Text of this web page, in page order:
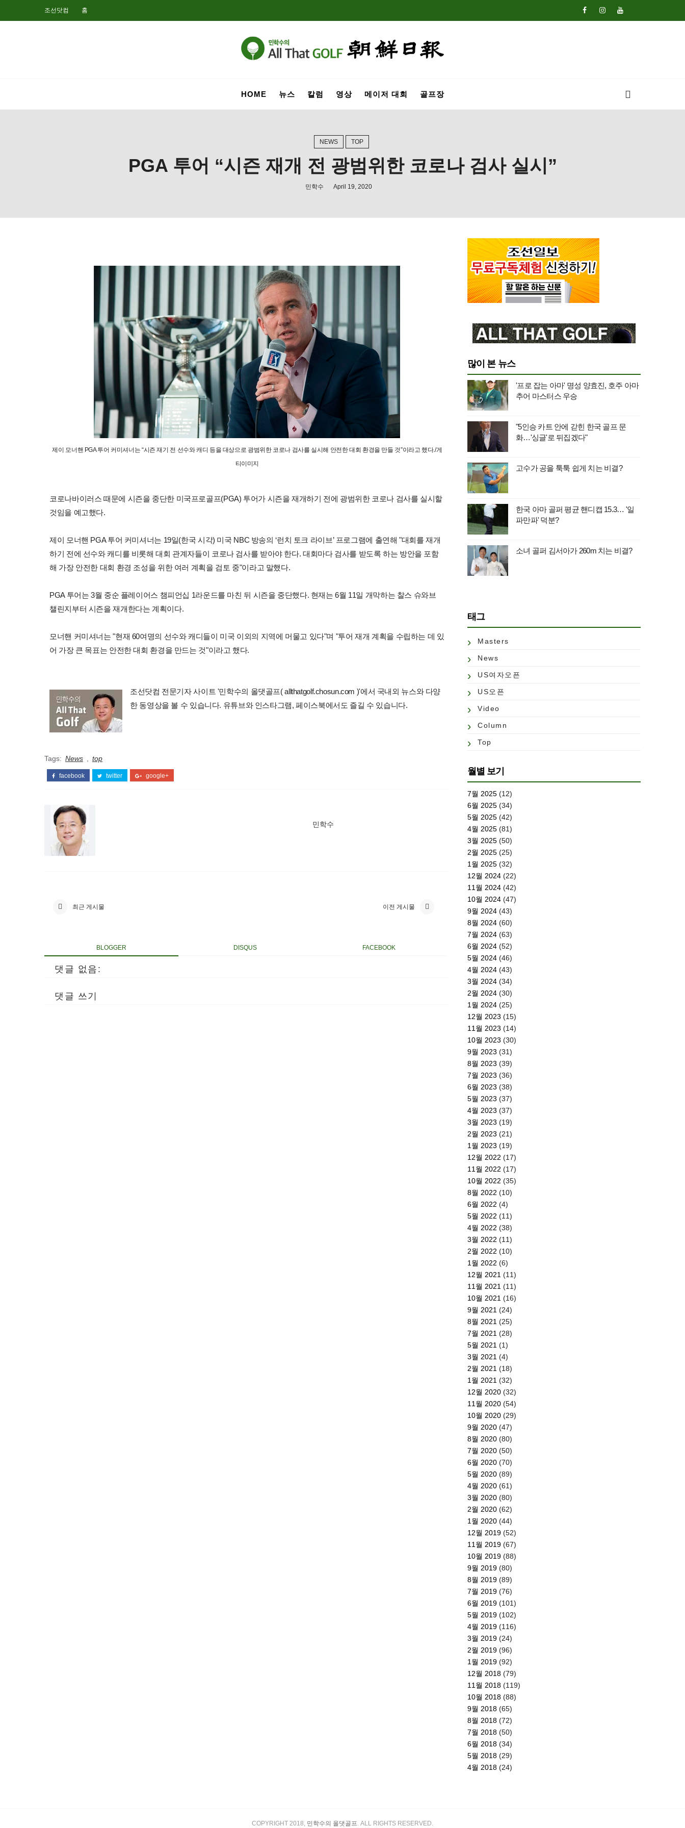
조선닷컴 홈
HOME 뉴스 칼럼 영상 메이저 대회 골프장
NEWS TOP
PGA 투어 “시즌 재개 전 광범위한 코로나 검사 실시”
민학수 April 19, 2020
제이 모너핸 PGA 투어 커미셔너는 “시즌 재기 전 선수와 캐디 등을 대상으로 광범위한 코로나 검사를 실시해 안전한 대회 환경을 만들 것”이라고 했다./게
티이미지
코로나바이러스 때문에 시즌을 중단한 미국프로골프(PGA) 투어가 시즌을 재개하기 전에 광범위한 코로나 검사를 실시할
것임을 예고했다.
제이 모너핸 PGA 투어 커미셔너는 19일(한국 시각) 미국 NBC 방송의 ‘런치 토크 라이브’ 프로그램에 출연해 "대회를 재개
하기 전에 선수와 캐디를 비롯해 대회 관계자들이 코로나 검사를 받아야 한다. 대회마다 검사를 받도록 하는 방안을 포함
해 가장 안전한 대회 환경 조성을 위한 여러 계획을 검토 중"이라고 말했다.
PGA 투어는 3월 중순 플레이어스 챔피언십 1라운드를 마친 뒤 시즌을 중단했다. 현재는 6월 11일 개막하는 찰스 슈와브
챌린지부터 시즌을 재개한다는 계획이다.
모너핸 커미셔너는 "현재 60여명의 선수와 캐디들이 미국 이외의 지역에 머물고 있다"며 "투어 재개 계획을 수립하는 데 있
어 가장 큰 목표는 안전한 대회 환경을 만드는 것"이라고 했다.
조선닷컴 전문기자 사이트 '민학수의 올댓골프( allthatgolf.chosun.com )'에서 국내외 뉴스와 다양
한 동영상을 볼 수 있습니다. 유튜브와 인스타그램, 페이스북에서도 즐길 수 있습니다.
Tags: News top
facebook twitter google+
민학수
최근 게시물 이전 게시물
BLOGGER DISQUS FACEBOOK
댓글 없음:
댓글 쓰기
많이 본 뉴스
'프로 잡는 아마' 명성 양효진, 호주 아마
추어 마스터스 우승
"5인승 카트 안에 갇힌 한국 골프 문
화…'싱글'로 뒤집겠다"
고수가 공을 툭툭 쉽게 치는 비결?
한국 아마 골퍼 평균 핸디캡 15.3… '일
파만파' 덕분?
소녀 골퍼 김서아가 260m 치는 비결?
태그
Masters
News
US여자오픈
US오픈
Video
Column
Top
월별 보기
7월 2025 (12)
6월 2025 (34)
5월 2025 (42)
4월 2025 (81)
3월 2025 (50)
2월 2025 (25)
1월 2025 (32)
12월 2024 (22)
11월 2024 (42)
10월 2024 (47)
9월 2024 (43)
8월 2024 (60)
7월 2024 (63)
6월 2024 (52)
5월 2024 (46)
4월 2024 (43)
3월 2024 (34)
2월 2024 (30)
1월 2024 (25)
12월 2023 (15)
11월 2023 (14)
10월 2023 (30)
9월 2023 (31)
8월 2023 (39)
7월 2023 (36)
6월 2023 (38)
5월 2023 (37)
4월 2023 (37)
3월 2023 (19)
2월 2023 (21)
1월 2023 (19)
12월 2022 (17)
11월 2022 (17)
10월 2022 (35)
8월 2022 (10)
6월 2022 (4)
5월 2022 (11)
4월 2022 (38)
3월 2022 (11)
2월 2022 (10)
1월 2022 (6)
12월 2021 (11)
11월 2021 (11)
10월 2021 (16)
9월 2021 (24)
8월 2021 (25)
7월 2021 (28)
5월 2021 (1)
3월 2021 (4)
2월 2021 (18)
1월 2021 (32)
12월 2020 (32)
11월 2020 (54)
10월 2020 (29)
9월 2020 (47)
8월 2020 (80)
7월 2020 (50)
6월 2020 (70)
5월 2020 (89)
4월 2020 (61)
3월 2020 (80)
2월 2020 (62)
1월 2020 (44)
12월 2019 (52)
11월 2019 (67)
10월 2019 (88)
9월 2019 (80)
8월 2019 (89)
7월 2019 (76)
6월 2019 (101)
5월 2019 (102)
4월 2019 (116)
3월 2019 (24)
2월 2019 (96)
1월 2019 (92)
12월 2018 (79)
11월 2018 (119)
10월 2018 (88)
9월 2018 (65)
8월 2018 (72)
7월 2018 (50)
6월 2018 (34)
5월 2018 (29)
4월 2018 (24)
COPYRIGHT 2018, 민학수의 올댓골프. ALL RIGHTS RESERVED.